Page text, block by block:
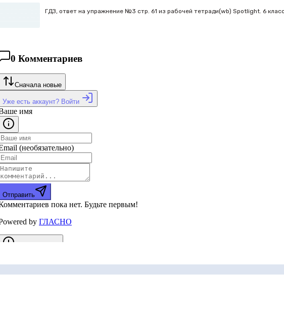
ГДЗ, ответ на упражнение №3 стр. 61 из рабочей тетради(wb) Spotlight. 6